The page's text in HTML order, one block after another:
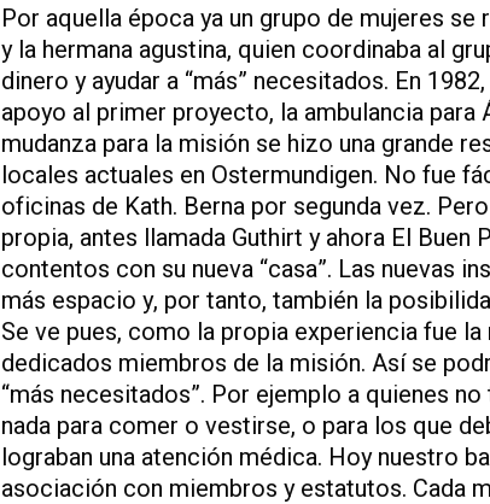
Por aquella época ya un grupo de mujeres
y la hermana agustina, quien coordinaba al
dinero y ayudar a “más” necesitados. En
apoyo al primer proyecto, la ambulancia para
mudanza para la misión se hizo una grande
locales actuales en Ostermundigen. No fue
oficinas de Kath. Berna por segunda vez.
propia, antes llamada Guthirt y ahora El
contentos con su nueva “casa”. Las nuevas
más espacio y, por tanto, también la
Se ve pues, como la propia experiencia fue
dedicados miembros de la misión. Así se
“más necesitados”. Por ejemplo a quienes
nada para comer o vestirse, o para los que
lograban una atención médica. Hoy nuestro
asociación con miembros y estatutos. Cada